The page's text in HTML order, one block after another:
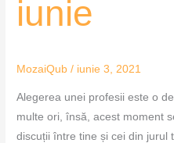
iunie
MozaiQub / iunie 3, 2021
Alegerea unei profesii este o
multe ori, însă, acest moment
discuții între tine și cei din jurul
din